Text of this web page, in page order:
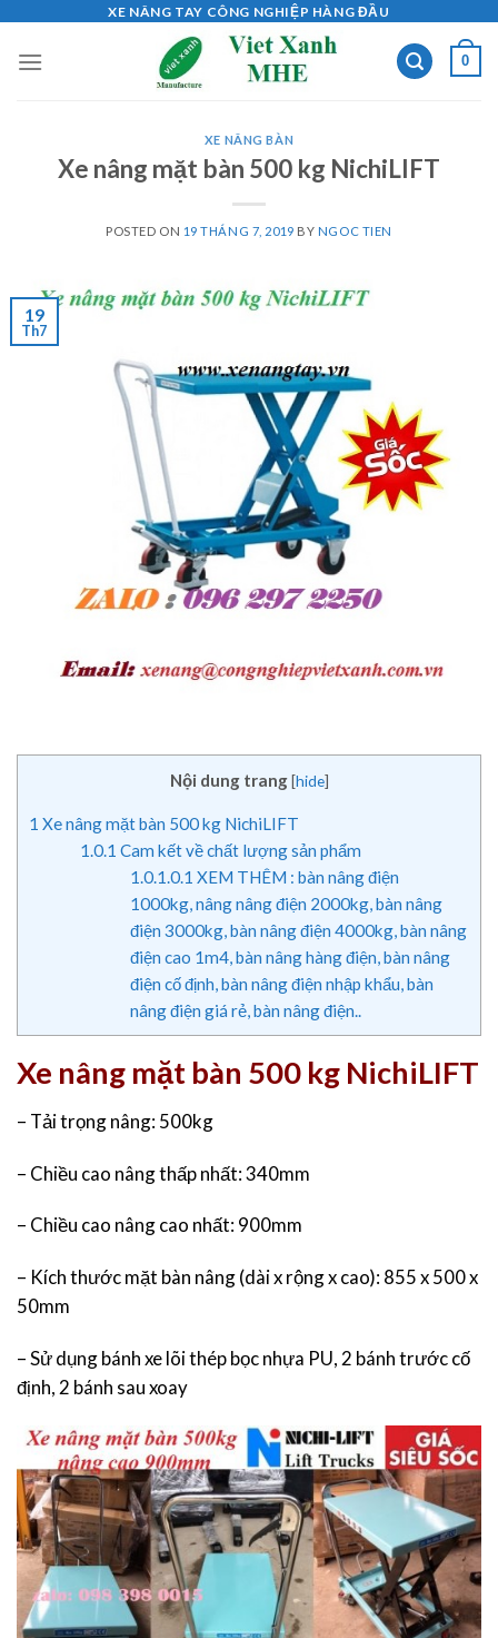
content
XE NÂNG TAY CÔNG NGHIỆP HÀNG ĐẦU
0
XE NÂNG BÀN
Xe nâng mặt bàn 500 kg NichiLIFT
POSTED ON 19 THÁNG 7, 2019 BY NGOC TIEN
19
Th7
Nội dung trang [hide]
1 Xe nâng mặt bàn 500 kg NichiLIFT
1.0.1 Cam kết về chất lượng sản phẩm
1.0.1.0.1 XEM THÊM : bàn nâng điện
1000kg, nâng nâng điện 2000kg, bàn nâng
điện 3000kg, bàn nâng điện 4000kg, bàn nâng
điện cao 1m4, bàn nâng hàng điện, bàn nâng
điện cố định, bàn nâng điện nhập khẩu, bàn
nâng điện giá rẻ, bàn nâng điện..
Xe nâng mặt bàn 500 kg NichiLIFT
– Tải trọng nâng: 500kg
– Chiều cao nâng thấp nhất: 340mm
– Chiều cao nâng cao nhất: 900mm
– Kích thước mặt bàn nâng (dài x rộng x cao): 855 x 500 x
50mm
– Sử dụng bánh xe lõi thép bọc nhựa PU, 2 bánh trước cố
định, 2 bánh sau xoay